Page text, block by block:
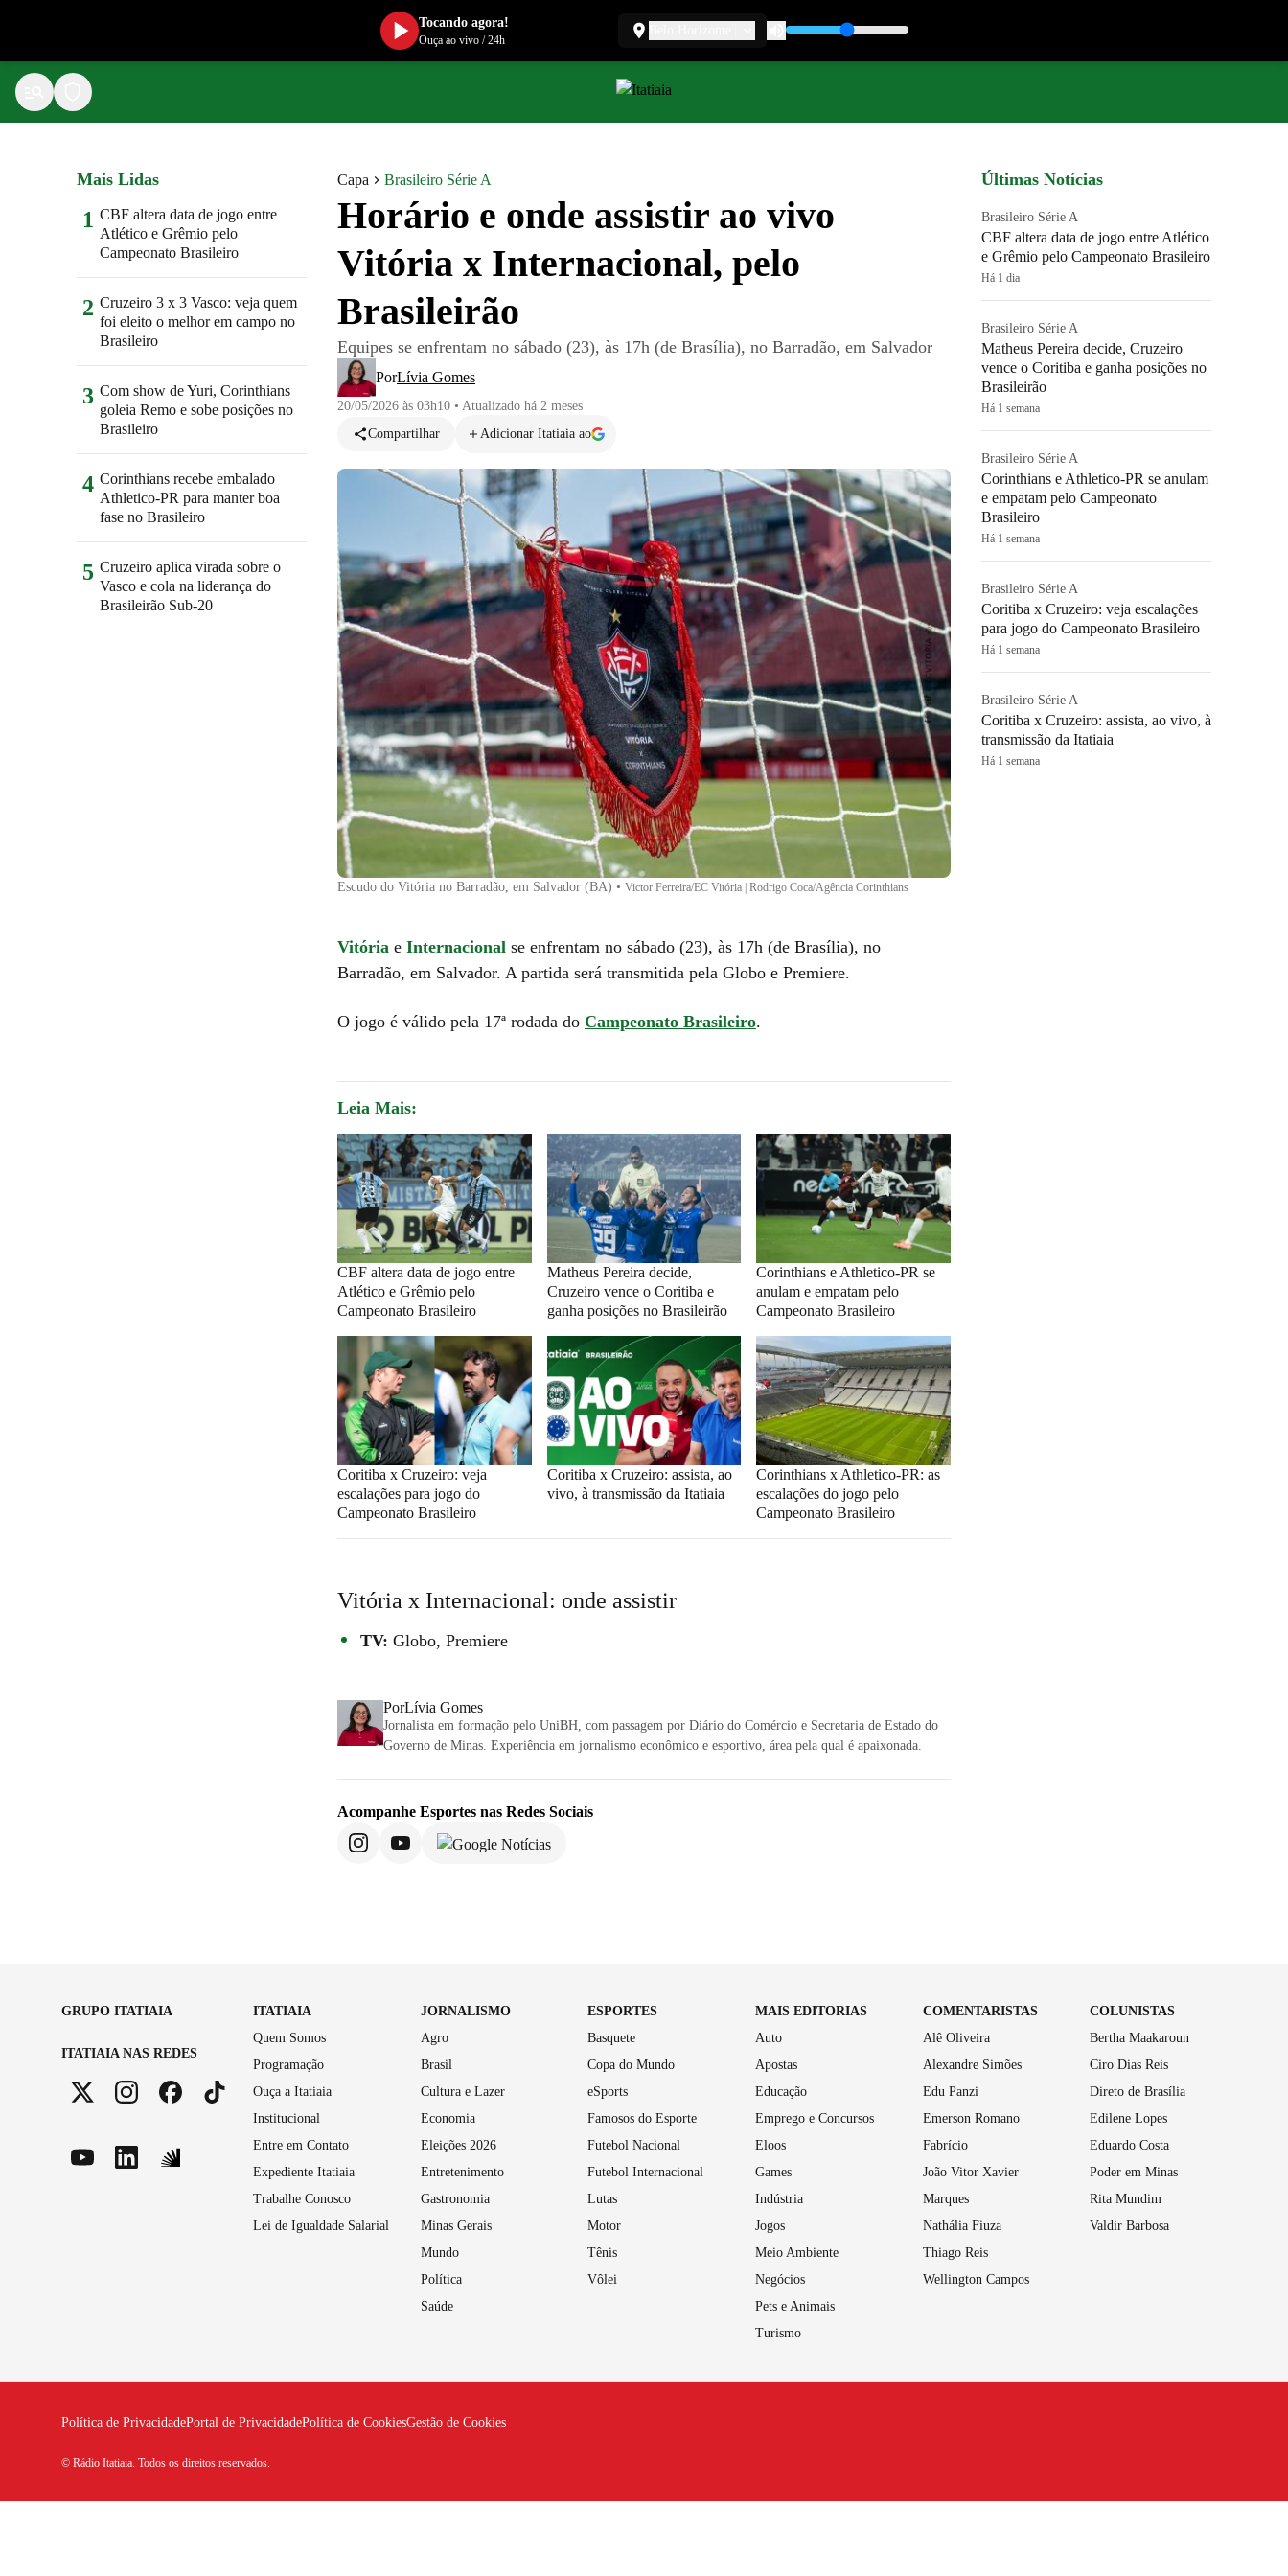
Capa Brasileiro Série A
Horário e onde assistir ao vivo
Vitória x Internacional, pelo
Brasileirão
Equipes se enfrentam no sábado (23), às 17h (de Brasília), no Barradão, em Salvador
PorLívia Gomes
20/05/2026 às 03h10 • Atualizado há 2 meses
Compartilhar
Adicionar Itatiaia ao
Escudo do Vitória no Barradão, em Salvador (BA) • Victor Ferreira/EC Vitória | Rodrigo Coca/Agência Corinthians
Vitória e Internacional se enfrentam no sábado (23), às 17h (de Brasília), no
Barradão, em Salvador. A partida será transmitida pela Globo e Premiere.
O jogo é válido pela 17ª rodada do Campeonato Brasileiro.
Leia Mais:
CBF altera data de jogo entre
Atlético e Grêmio pelo
Campeonato Brasileiro
Matheus Pereira decide,
Cruzeiro vence o Coritiba e
ganha posições no Brasileirão
Corinthians e Athletico-PR se
anulam e empatam pelo
Campeonato Brasileiro
Coritiba x Cruzeiro: veja
escalações para jogo do
Campeonato Brasileiro
Coritiba x Cruzeiro: assista, ao
vivo, à transmissão da Itatiaia
Corinthians x Athletico-PR: as
escalações do jogo pelo
Campeonato Brasileiro
Vitória x Internacional: onde assistir
TV: Globo, Premiere
PorLívia Gomes
Jornalista em formação pelo UniBH, com passagem por Diário do Comércio e Secretaria de Estado do
Governo de Minas. Experiência em jornalismo econômico e esportivo, área pela qual é apaixonada.
Acompanhe Esportes nas Redes Sociais
Mais Lidas
1 CBF altera data de jogo entre
Atlético e Grêmio pelo
Campeonato Brasileiro
2 Cruzeiro 3 x 3 Vasco: veja quem
foi eleito o melhor em campo no
Brasileiro
3 Com show de Yuri, Corinthians
goleia Remo e sobe posições no
Brasileiro
4 Corinthians recebe embalado
Athletico-PR para manter boa
fase no Brasileiro
5 Cruzeiro aplica virada sobre o
Vasco e cola na liderança do
Brasileirão Sub-20
Últimas Notícias
Brasileiro Série A
CBF altera data de jogo entre Atlético
e Grêmio pelo Campeonato Brasileiro
Há 1 dia
Brasileiro Série A
Matheus Pereira decide, Cruzeiro
vence o Coritiba e ganha posições no
Brasileirão
Há 1 semana
Brasileiro Série A
Corinthians e Athletico-PR se anulam
e empatam pelo Campeonato
Brasileiro
Há 1 semana
Brasileiro Série A
Coritiba x Cruzeiro: veja escalações
para jogo do Campeonato Brasileiro
Há 1 semana
Brasileiro Série A
Coritiba x Cruzeiro: assista, ao vivo, à
transmissão da Itatiaia
Há 1 semana
GRUPO ITATIAIA
ITATIAIA NAS REDES
ITATIAIA
Quem Somos
Programação
Ouça a Itatiaia
Institucional
Entre em Contato
Expediente Itatiaia
Trabalhe Conosco
Lei de Igualdade Salarial
JORNALISMO
Agro
Brasil
Cultura e Lazer
Economia
Eleições 2026
Entretenimento
Gastronomia
Minas Gerais
Mundo
Política
Saúde
ESPORTES
Basquete
Copa do Mundo
eSports
Famosos do Esporte
Futebol Nacional
Futebol Internacional
Lutas
Motor
Tênis
Vôlei
MAIS EDITORIAS
Auto
Apostas
Educação
Emprego e Concursos
Eloos
Games
Indústria
Jogos
Meio Ambiente
Negócios
Pets e Animais
Turismo
COMENTARISTAS
Alê Oliveira
Alexandre Simões
Edu Panzi
Emerson Romano
Fabrício
João Vitor Xavier
Marques
Nathália Fiuza
Thiago Reis
Wellington Campos
COLUNISTAS
Bertha Maakaroun
Ciro Dias Reis
Direto de Brasília
Edilene Lopes
Eduardo Costa
Poder em Minas
Rita Mundim
Valdir Barbosa
Política de PrivacidadePortal de PrivacidadePolítica de CookiesGestão de Cookies
© Rádio Itatiaia. Todos os direitos reservados.
Tocando agora!
Ouça ao vivo/24h